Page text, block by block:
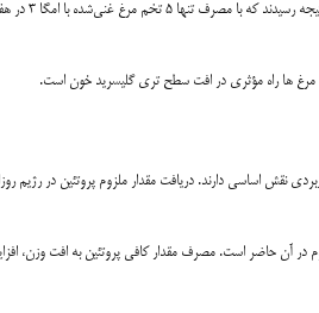
تحقیقات مشخص می کند مصرف تخم مرغ غنی‌شده با امگا ۳ راه مؤثری در افت سطح تری گلیسرید خون است. در آزمایشی به
نقش اساسی دارند. دریافت مقدار ملزوم پروتئین در رژیم
الزامی بدن به مقدار ملزوم در آن حاضر است. مصرف مقدار کافی پروتئین به افت وزن،